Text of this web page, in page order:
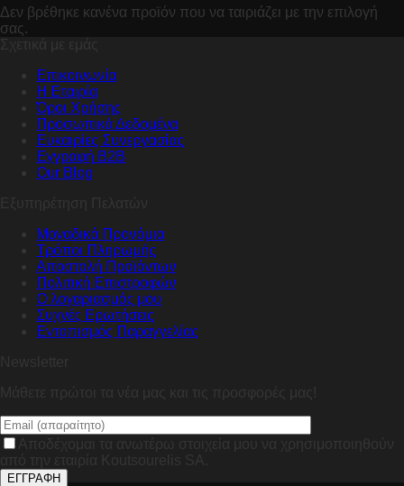
Δεν βρέθηκε κανένα προϊόν που να ταιριάζει με την επιλογή
σας.
Σχετικά με εμάς
Επικοινωνία
Η Εταιρία
Όροι Χρήσης
Προσωπικά Δεδομένα
Ευκαιρίες Συνεργασίας
Εγγραφή B2B
Our Blog
Εξυπηρέτηση Πελατών
Μοναδικά Προνόμια
Τρόποι Πληρωμής
Αποστολή Προϊόντων
Πολιτική Επιστροφών
Ο λογαριασμός μου
Συχνές Ερωτήσεις
Εντοπισμός Παραγγελίας
Newsletter
Μάθετε πρώτοι τα νέα μας και τις προσφορές μας!
Αποδέχομαι τα ανωτέρω στοιχεία μου να χρησιμοποιηθούν
από την εταιρία Koutsourelis SA.